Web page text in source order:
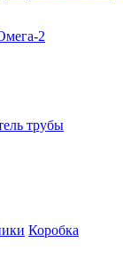
2
трубы
Коробка